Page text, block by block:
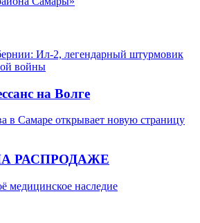
Ил-2, легендарный штурмовик
войны
на Волге
в Самаре открывает новую страницу
РАСПРОДАЖЕ
медицинское наследие